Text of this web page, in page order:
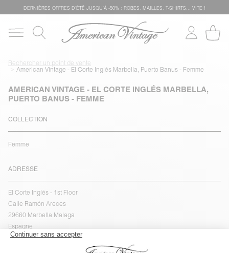
DERNIÈRES OFFRES D'ÉTÊ JUSQU'À -50% : ROBES, MAILLES, T-SHIRTS... VITE !
Rechercher un point de vente
American Vintage - El Corte Inglés Marbella, Puerto Banus - Femme
AMERICAN VINTAGE - EL CORTE INGLÉS MARBELLA,
PUERTO BANUS - FEMME
COLLECTION
Femme
ADRESSE
El Corte Inglés - 1st Floor
Calle Ramón Areces
29660 Marbella Malaga
Espagne
voir l''itinéraire